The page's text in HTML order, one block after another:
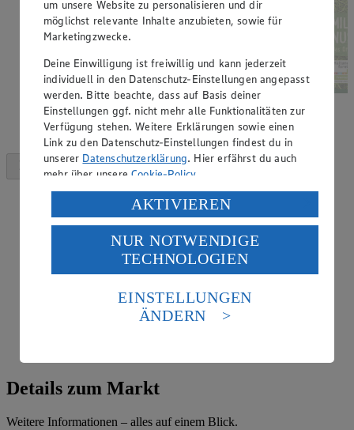
Details zum Markt
Weitere Informationen – alles auf einem Blick.
um unsere Website zu personalisieren und dir
möglichst relevante Inhalte anzubieten, sowie für
Marketingzwecke.
Deine Einwilligung ist freiwillig und kann jederzeit
individuell in den Datenschutz-Einstellungen angepasst
werden. Bitte beachte, dass auf Basis deiner
Einstellungen ggf. nicht mehr alle Funktionalitäten zur
Verfügung stehen. Weitere Erklärungen sowie einen
Link zu den Datenschutz-Einstellungen findest du in
unserer Datenschutzerklärung. Hier erfährst du auch
mehr über unsereCookie-Policy.
Verarbeitung deiner personenbezogenen Daten in den
USA durch Facebook und YouTube:
Wenn du auf „Aktivieren“ klickst, willigst du im Sinne
des Art. 49 Abs. 1 Satz 1 lit. a) DSGVO ein, dass deine
Daten in den USA verarbeitet werden. Der EuGH sieht
die USA als Land mit einem nach europäischen
Standards nicht angemessenen Datenschutzniveau an.
Es besteht das Risiko eines Zugriffs durch US-
Informationen zum Herausgeber der Seite findest du
im
Impressum
AKTIVIEREN
NUR NOTWENDIGE
TECHNOLOGIEN
EINSTELLUNGEN
ÄNDERN